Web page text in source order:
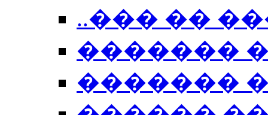
..��� ��
�������
�������